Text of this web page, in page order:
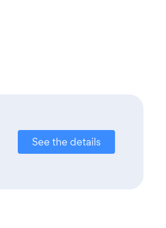
See the details